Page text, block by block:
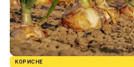
КОРИСНЕ